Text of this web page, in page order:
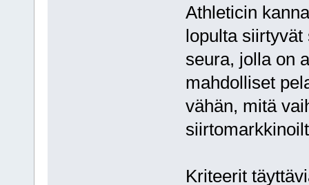
Athleticin
lopulta
seura, jolla on
mahdolliset
vähän, mitä
Kriteerit